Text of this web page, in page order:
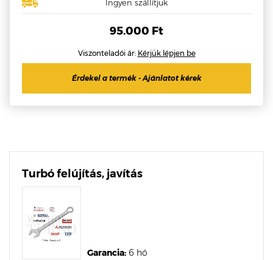
Ingyen szállítjuk
95.000 Ft
Viszonteladói ár: Kérjük lépjen be
Érdekel a termék - Ajánlatot kérek
Turbó felújítás, javítás
Garancia: 6 hó